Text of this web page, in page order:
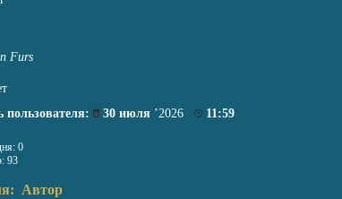
Furs
пользователя:
30 июля ’2026 11:59
0
93
Автор